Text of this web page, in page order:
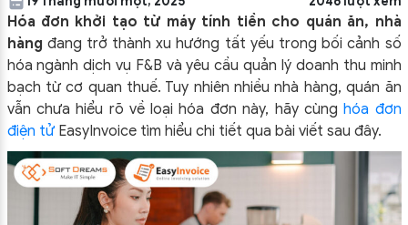
Hóa đơn khởi tạo từ máy tính tiền cho quán ăn, nhà
hàng đang trở thành xu hướng tất yếu trong bối cảnh số
hóa ngành dịch vụ F&B và yêu cầu quản lý doanh thu minh
bạch từ cơ quan thuế. Tuy nhiên nhiều nhà hàng, quán ăn
vẫn chưa hiểu rõ về loại hóa đơn này, hãy cùnghóa đơn
điện tử EasyInvoice tìm hiểu chi tiết qua bài viết sau đây.